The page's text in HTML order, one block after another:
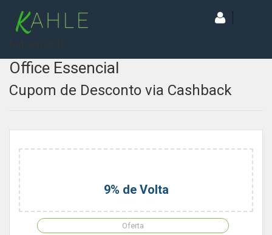
Office Essencial
Cupom de Desconto via Cashback
9% de Volta
Oferta